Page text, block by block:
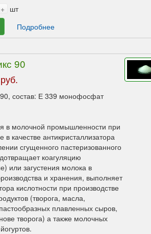
+ шт
Подробнее
90
состав: Е 339 монофосфат
в молочной промышленности при
в качестве антикристаллизатора
сгущенного пастеризованного
коагуляцию
или загустения молока в
и хранения, выполняет
кислотности при производстве
(творога, масла,
плавленных сыров,
творога) а также молочных